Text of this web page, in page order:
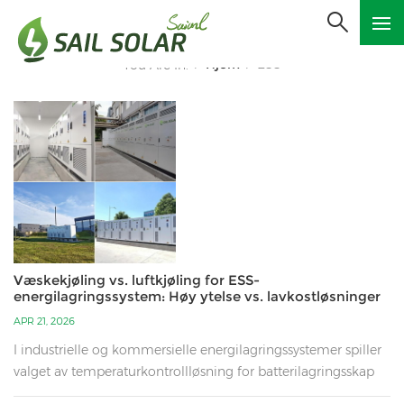
You Are In: Hjem ESS
Væskekjøling vs. luftkjøling for ESS-
energilagringssystem: Høy ytelse vs. lavkostløsninger
APR 21, 2026
I industrielle og kommersielle energilagringssystemer spiller
valget av temperaturkontrollløsning for batterilagringsskap
en avgjørende rolle for sikkerheten, den økonomiske